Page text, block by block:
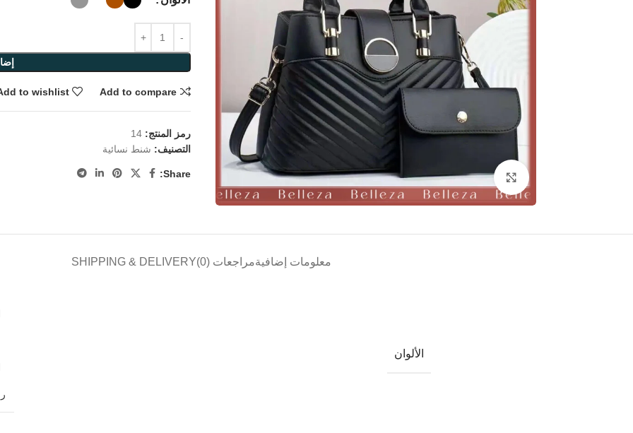
Click to enlarge
Add to compare
to wishlist
رمز المنتج: 14
التصنيف: شنط نسائية
Share:
معلومات إضافيةمراجعات (0) SHIPPING & DELIVERY
الألوان